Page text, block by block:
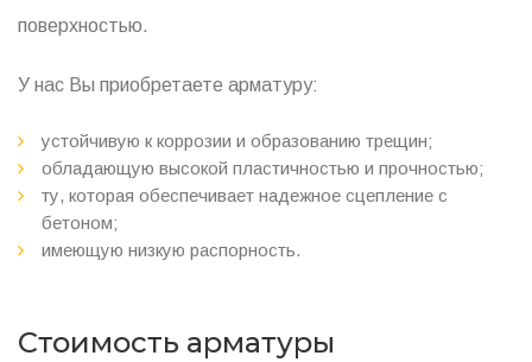
поверхностью.
У нас Вы приобретаете арматуру:
устойчивую к коррозии и образованию трещин;
обладающую высокой пластичностью и прочностью;
ту, которая обеспечивает надежное сцепление с
бетоном;
имеющую низкую распорность.
Стоимость арматуры